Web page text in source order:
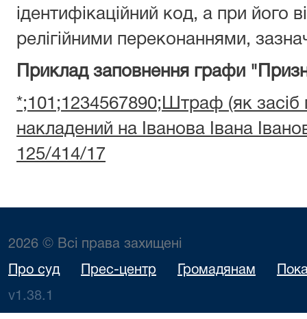
ідентифікаційний код, а при його
релігійними переконаннями,
Приклад заповнення графи
*;101;1234567890;Штраф (як засіб
накладений на Іванова Івана
125/414/17
2026 © Всі права захищені
Про суд Прес-центр Громадянам
v1.38.1